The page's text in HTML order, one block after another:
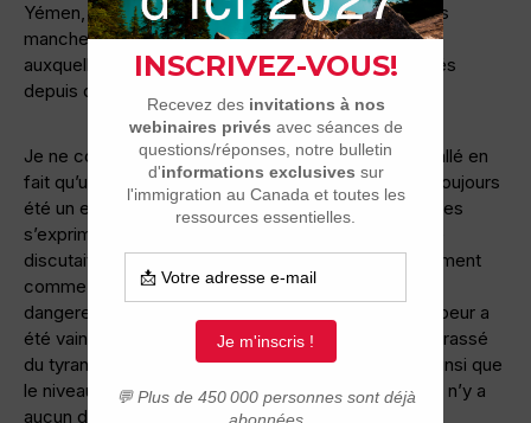
Yémen, Jordanie et au Bahreïn. Ça nous change des
manchettes sur les attentats terroristes et la Burqa
auxquelles les médias occidentaux nous ont habitués
depuis quelques années.
Je ne connais pas beaucoup la Tunisie. Je n’y suis allé en
fait qu’une seule fois mais je sais que l’université a toujours
été un espace où les différents courants idéologiques
s’exprimaient et se développaient. En dehors, on ne
discutait pas beaucoup de politique ou pas ouvertement
comme on peut le faire en Algérie. Ça pouvait être
dangereux d’oser critiquer le régime de Ben Ali. La peur a
été vaincue et le peuple s’est réveillé et s’est débarrassé
du tyran. Et à voir la manière avec laquelle il l’a fait ainsi que
le niveau d’organisation du soulèvement populaire, il n’y a
aucun doute sur l’existence d’une véritable élite